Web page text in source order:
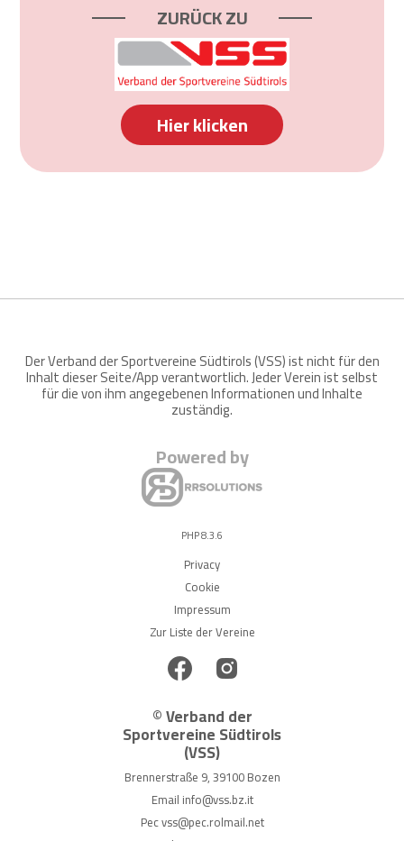
ZURÜCK ZU
Hier klicken
Der Verband der Sportvereine Südtirols (VSS) ist nicht für den
Inhalt dieser Seite/App verantwortlich. Jeder Verein ist selbst
für die von ihm angegebenen Informationen und Inhalte
zuständig.
Powered by
PHP 8.3.6
Privacy
Cookie
Impressum
Zur Liste der Vereine
© Verband der
Sportvereine Südtirols
(VSS)
Brennerstraße 9, 39100 Bozen
Email info@vss.bz.it
Pecvss@pec.rolmail.net